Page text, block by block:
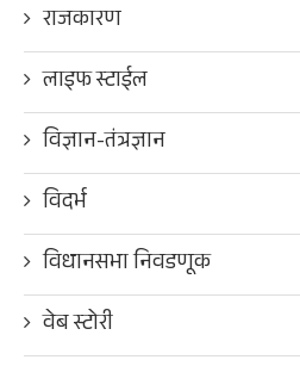
राजकारण
लाइफ स्टाईल
विज्ञान-तंत्रज्ञान
विदर्भ
विधानसभा निवडणूक
वेब स्टोरी